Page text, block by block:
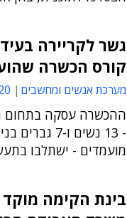
גשר לקריירה
קורס הכשרה
מערכת אנשים ומחשבים
מועמדים - ישתלבו
בינת הקימה מוקד